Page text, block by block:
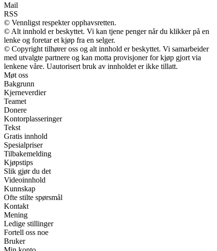
Mail
RSS
© Vennligst respekter opphavsretten.
© Alt innhold er beskyttet. Vi kan tjene penger når du klikker på en
lenke og foretar et kjøp fra en selger.
© Copyright tilhører oss og alt innhold er beskyttet. Vi samarbeider
med utvalgte partnere og kan motta provisjoner for kjøp gjort via
lenkene våre. Uautorisert bruk av innholdet er ikke tillatt.
Møt oss
Bakgrunn
Kjerneverdier
Teamet
Donere
Kontorplasseringer
Tekst
Gratis innhold
Spesialpriser
Tilbakemelding
Kjøpstips
Slik gjør du det
Videoinnhold
Kunnskap
Ofte stilte spørsmål
Kontakt
Mening
Ledige stillinger
Fortell oss noe
Bruker